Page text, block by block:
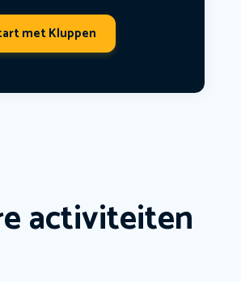
met Kluppen
activiteiten